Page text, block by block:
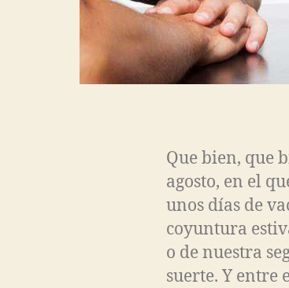
Que bien, que
agosto, en el
unos días de
coyuntura
o de nuestra
suerte. Y entre